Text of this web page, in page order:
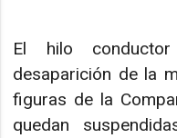
El hilo
desaparición de la
figuras de la
quedan